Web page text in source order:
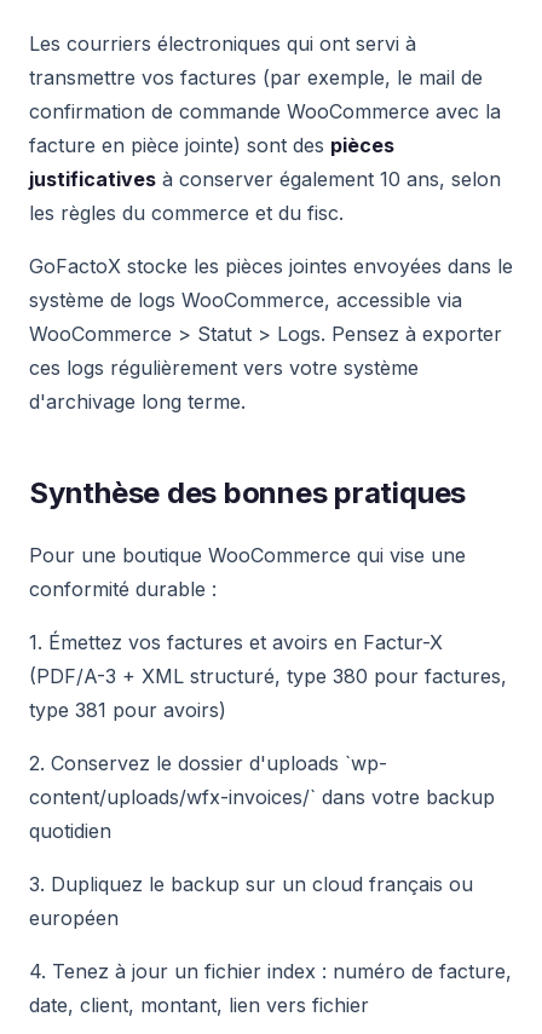
Les courriers électroniques qui ont servi à
transmettre vos factures (par exemple, le mail de
confirmation de commande WooCommerce avec la
facture en pièce jointe) sont des pièces
justificatives à conserver également 10 ans, selon
les règles du commerce et du fisc.
GoFactoX stocke les pièces jointes envoyées dans le
système de logs WooCommerce, accessible via
WooCommerce > Statut > Logs. Pensez à exporter
ces logs régulièrement vers votre système
d'archivage long terme.
Synthèse des bonnes pratiques
Pour une boutique WooCommerce qui vise une
conformité durable :
1. Émettez vos factures et avoirs en Factur-X
(PDF/A-3 + XML structuré, type 380 pour factures,
type 381 pour avoirs)
2. Conservez le dossier d'uploads `wp-
content/uploads/wfx-invoices/` dans votre backup
quotidien
3. Dupliquez le backup sur un cloud français ou
européen
4. Tenez à jour un fichier index : numéro de facture,
date, client, montant, lien vers fichier